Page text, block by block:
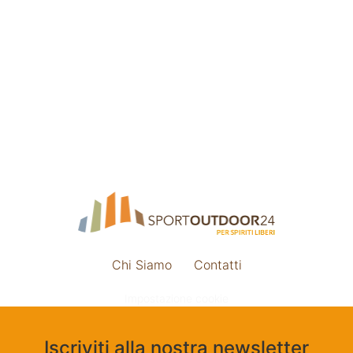
Chi Siamo Contatti
Iscriviti alla nostra newsletter